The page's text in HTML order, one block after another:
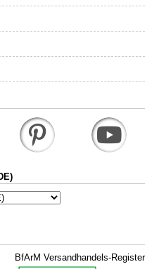
BfArM Versandhandels-Register